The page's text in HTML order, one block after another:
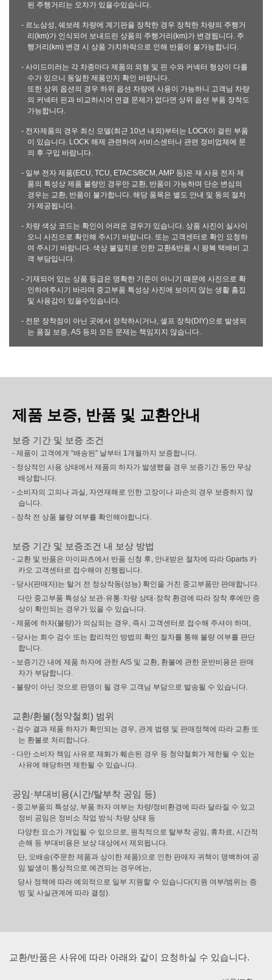
된 주행거리는 오차가 있을수있습니다.
- 르노삼성, 쉐보레 차량에 계기판을 장착한 경우 장착한 차량의 주행거
리(km)가 인식되어 보내드린 상품의 주행거리(km)가 변경됩니다. 주
행거리(km) 변경 시 상품 가치하락으로 인해 반품이 불가능합니다.
- 사이드미러는 각 차종마다 제품의 외형 및 핀 수와 커넥터 형상이 다를
수가 있으니 동일한 제품인지 확인 바랍니다.
또한 상위 옵션의 경우 하위 옵션 차량에 사용이 가능하니 고객님 차량
의 커넥터 핀과 비교하시어 연결 문제가 없다면 상위 옵션 부품 장착도
가능합니다.
- 전자제품의 경우 최신 모델(최근 10년 내외)부터는 LOCK이 걸린 부품
이 있습니다. LOCK 해제 관련하여 서비스센터나 관련 정비업체에 문
의 후 구입 바랍니다.
- 일부 전자 제품(ECU, TCU, ETACS/BCM, AMP 등)은 재 사용 전자 제
품의 특성상 제품 불량인 경우만 교환, 반품이 가능하며 단순 변심의
경우는 교환, 반품이 불가합니다. 해당 품목은 별도 안내 및 동의 절차
가 제공됩니다.
- 차량 색상 코드는 확인이 어려운 경우가 있습니다. 상품 사진이 실사이
오니 사진으로 확인해 주시기 바랍니다. 또는 고객센터로 확인 요청하
여 주시기 바랍니다. 색상 불일치로 인한 교환&반품 시 왕복 택배비 고
객 부담입니다.
- 기재되어 있는 상품 등급은 명확한 기준이 아니기 때문에 사진으로 확
인하여주시기 바라며 중고부품 특성상 사진에 보이지 않는 생활 흠집
및 사용감이 있을수있습니다.
- 전문 장착점이 아닌 곳에서 장착하시거나, 셀프 장착(DIY)으로 발생되
는 품질 보증, AS 등의 모든 문제는 책임지지 않습니다.
제품 보증, 반품 및 교환안내
보증 기간 및 보증 조건
- 제품이 고객에게 “배송된” 날부터 1개월까지 보증합니다.
- 정상적인 사용 상태에서 제품의 하자가 발생했을 경우 보증기간 동안 무상
배상합니다.
- 소비자의 고의나 과실, 자연재해로 인한 고장이나 파손의 경우 보증하지 않
습니다.
- 장착 전 상품 불량 여부를 확인해야합니다.
보증 기간 및 보증조건 내 보상 방법
- 교환 및 반품은 마이파츠에서 반품 신청 후, 안내받은 절차에 따라 Gparts 카
카오 고객센터로 접수해야 진행됩니다.
- 당사(판매자)는 탈거 전 정상작동(성능) 확인을 거친 중고부품만 판매합니다.
다만 중고부품 특성상 보관·유통·차량 상태·장착 환경에 따라 장착 후에만 증
상이 확인되는 경우가 있을 수 있습니다.
- 제품에 하자(불량)가 의심되는 경우, 즉시 고객센터로 접수해 주셔야 하며,
- 당사는 회수 검수 또는 합리적인 방법의 확인 절차를 통해 불량 여부를 판단
합니다.
- 보증기간 내에 제품 하자에 관한 A/S 및 교환, 환불에 관한 운반비용은 판매
자가 부담합니다.
- 불량이 아닌 것으로 판명이 될 경우 고객님 부담으로 발송될 수 있습니다.
교환/환불(청약철회) 범위
- 검수 결과 제품 하자가 확인되는 경우, 관계 법령 및 판매정책에 따라 교환 또
는 환불로 처리합니다.
- 다만 소비자 책임 사유로 재화가 훼손된 경우 등 청약철회가 제한될 수 있는
사유에 해당하면 제한될 수 있습니다.
공임·부대비용(시간/탈부착 공임 등)
- 중고부품의 특성상, 부품 하자 여부는 차량/정비환경에 따라 달라질 수 있고
정비 공임은 정비소 작업 방식·차량 상태 등
다양한 요소가 개입될 수 있으므로, 원칙적으로 탈부착 공임, 휴차료, 시간적
손해 등 부대비용은 보상 대상에서 제외됩니다.
단, 오배송(주문한 제품과 상이한 제품)으로 인한 판매자 귀책이 명백하여 공
임 발생이 통상적으로 예견되는 경우에는,
당사 정책에 따라 예외적으로 일부 지원할 수 있습니다(지원 여부/범위는 증
빙 및 사실관계에 따라 결정).
교환/반품은 사유에 따라 아래와 같이 요청하실 수 있습니다.